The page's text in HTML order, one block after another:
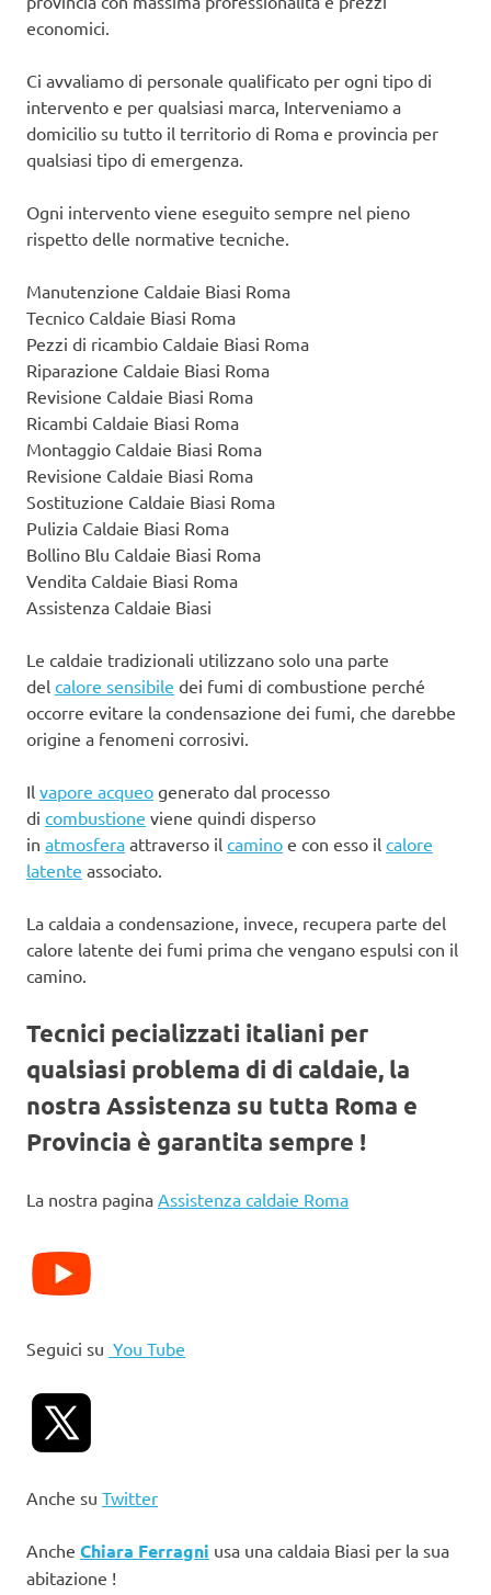
economici.
Ci avvaliamo di personale qualificato per ogni tipo di
intervento e per qualsiasi marca, Interveniamo a
domicilio su tutto il territorio di Roma e provincia per
qualsiasi tipo di emergenza.
Ogni intervento viene eseguito sempre nel pieno
rispetto delle normative tecniche.
Manutenzione Caldaie Biasi Roma
Tecnico Caldaie Biasi Roma
Pezzi di ricambio Caldaie Biasi Roma
Riparazione Caldaie Biasi Roma
Revisione Caldaie Biasi Roma
Ricambi Caldaie Biasi Roma
Montaggio Caldaie Biasi Roma
Revisione Caldaie Biasi Roma
Sostituzione Caldaie Biasi Roma
Pulizia Caldaie Biasi Roma
Bollino Blu Caldaie Biasi Roma
Vendita Caldaie Biasi Roma
Assistenza Caldaie Biasi
Le caldaie tradizionali utilizzano solo una parte
del calore sensibile dei fumi di combustione perché
occorre evitare la condensazione dei fumi, che darebbe
origine a fenomeni corrosivi.
Il vapore acqueo generato dal processo
di combustione viene quindi disperso
in atmosfera attraverso il camino e con esso il calore
latente associato.
La caldaia a condensazione, invece, recupera parte del
calore latente dei fumi prima che vengano espulsi con il
camino.
Tecnici pecializzati italiani per
qualsiasi problema di di caldaie, la
nostra Assistenza su tutta Roma e
Provincia è garantita sempre !
La nostra pagina Assistenza caldaie Roma
Seguici su You Tube
Anche su Twitter
Anche Chiara Ferragni usa una caldaia Biasi per la sua
abitazione !